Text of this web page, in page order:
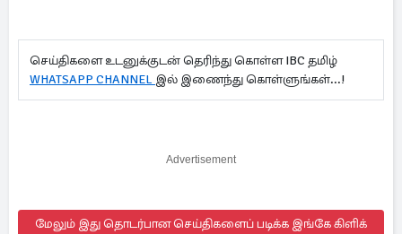
செய்திகளை உடனுக்குடன் தெரிந்து கொள்ள IBC தமிழ்
WHATSAPP CHANNEL இல் இணைந்து கொள்ளுங்கள்...!
Advertisement
மேலும் இது தொடர்பான செய்திகளைப் படிக்க இங்கே கிளிக்